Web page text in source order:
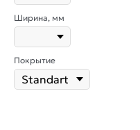
Ширина, мм
Покрытие